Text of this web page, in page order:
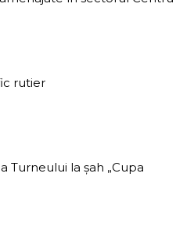
rutier
Turneului la șah „Cupa